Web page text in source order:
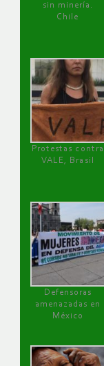
sin minería.
Chile
Protestas contra
VALE, Brasil
Defensoras
amenazadas en
México